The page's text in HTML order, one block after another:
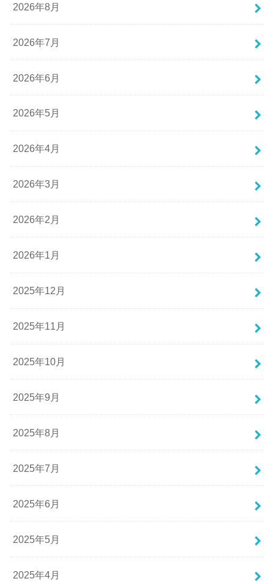
2026年8月
2026年7月
2026年6月
2026年5月
2026年4月
2026年3月
2026年2月
2026年1月
2025年12月
2025年11月
2025年10月
2025年9月
2025年8月
2025年7月
2025年6月
2025年5月
2025年4月